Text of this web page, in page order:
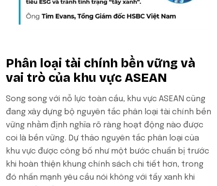
Phân loại tài chính bền vững và
vai trò của khu vực ASEAN
Song song với nỗ lực toàn cầu, khu vực ASEAN cũng
đang xây dựng bộ nguyên tắc phân loại tài chính bền
vững nhằm định nghĩa rõ ràng hoạt động nào được
coi là bền vững. Dự thảo nguyên tắc phân loại của
khu vực được công bố như một bước chuẩn bị trước
khi hoàn thiện khung chính sách chi tiết hơn, trong
đó nhấn mạnh yêu cầu nói không với tẩy xanh khi